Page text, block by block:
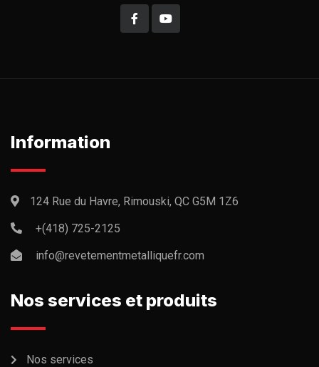
Information
124 Rue du Havre, Rimouski, QC G5M 1Z6
+(418) 725-2125
info@revetementmetalliquefr.com
Nos services et produits
Nos services